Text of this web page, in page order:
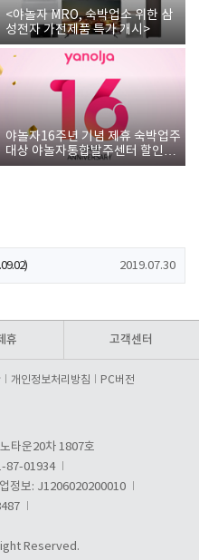
<야놀자 MRO, 숙박업소 위한 삼
성전자 가전제품 특가 개시>
야놀자16주년 기념 제휴 숙박업주
대상 야놀자통합발주센터 할인쿠
폰 증정
2019.07.30
휴 고객센터
개인정보처리방침 PC버전
타운20차 1807호
87-01934
정보: J1206020200010
Reserved.